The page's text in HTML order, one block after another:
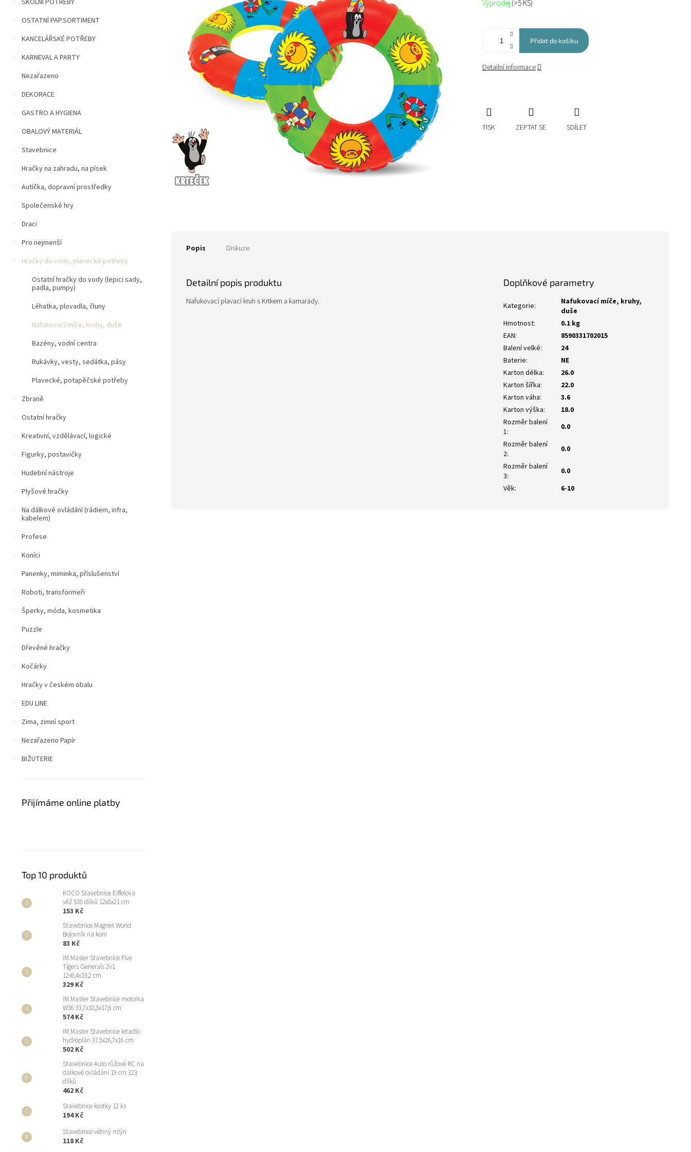
p
a
e
ŠKOLNÍ POTŘEBY
OSTATNÍ PAP.SORTIMENT
KANCELÁŘSKÉ POTŘEBY
KARNEVAL A PARTY
Nezařazeno
DEKORACE
GASTRO A HYGIENA
OBALOVÝ MATERIÁL
Stavebnice
Hračky na zahradu, na písek
Autíčka, dopravní prostředky
Společenské hry
Draci
Pro nejmenší
Hračky do vody, plavecké potřeby
Ostatní hračky do vody (lepici sady,
padla, pumpy)
Léhatka, plovadla, čluny
Nafukovací míče, kruhy, duše
Bazény, vodní centra
Rukávky, vesty, sedátka, pásy
Plavecké, potapěčské potřeby
Zbraně
Ostatní hračky
Kreativní, vzdělávací, logické
Figurky, postavičky
Hudební nástroje
Plyšové hračky
Na dálkové ovládání (rádiem, infra,
kabelem)
Profese
Koníci
Panenky, miminka, příslušenství
Roboti, transformeři
Šperky, móda, kosmetika
Puzzle
Dřevěné hračky
Kočárky
Hračky v českém obalu
EDU LINE
Zima, zimní sport
Nezařazeno Papír
BIŽUTERIE
Přijímáme online platby
Top 10 produktů
KOCO Stavebnice Eiffelova
věž 538 dílků 12x8x21 cm
153 Kč
Stavebnice Magnet World
Bojovník na koni
83 Kč
iM.Master Stavebnice Five
Tigers Generals 2v1
12x6,4x19,2 cm
329 Kč
iM.Master Stavebnice motorka
W36 33,7x10,3x17,6 cm
574 Kč
iM.Master Stavebnice letadlo
hydroplán 37,5x26,7x16 cm
502 Kč
Stavebnice Auto růžové RC na
dálkové ovládání 19 cm 323
dílků
462 Kč
Stavebnice kostky 12 ks
194 Kč
Stavebnice větrný mlýn
118 Kč
cena:
Výprodej(>5 KS)
Přidat do košíku
Detailní informace
TISK ZEPTAT SE SDÍLET
Popis Diskuze
Detailní popis produktu
Nafukovací plavací kruh s Krtkem a kamarády.
Doplňkové parametry
Kategorie:
Nafukovací míče, kruhy,
duše
Hmotnost:
0.1 kg
EAN:
8590331702015
Balení velké:
24
Baterie:
NE
Karton délka:
26.0
Karton šířka:
22.0
Karton váha:
3.6
Karton výška:
18.0
Rozměr balení
1:
0.0
Rozměr balení
2:
0.0
Rozměr balení
3:
0.0
Věk: 6-10